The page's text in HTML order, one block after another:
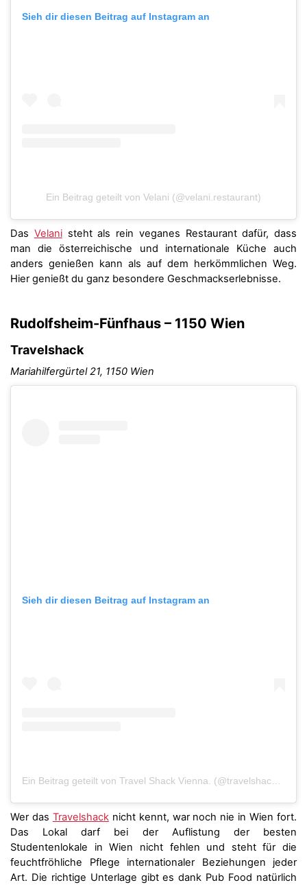
Sieh dir diesen Beitrag auf Instagram an
Ein Beitrag geteilt von Velani (@velani.restaurant)
Das Velanisteht als rein veganes Restaurant dafür, dass
man die österreichische und internationale Küche auch
anders genießen kann als auf dem herkömmlichen Weg.
Hier genießt du ganz besondere Geschmackserlebnisse.
Rudolfsheim-Fünfhaus – 1150 Wien
Travelshack
Mariahilfergürtel 21, 1150 Wien
Sieh dir diesen Beitrag auf Instagram an
Wer das Travelshacknicht kennt, war noch nie in Wien fort.
Das Lokal darf bei der Auflistung der besten
Studentenlokale in Wien nicht fehlen und steht für die
feuchtfröhliche Pflege internationaler Beziehungen jeder
Art. Die richtige Unterlage gibt es dank Pub Food natürlich